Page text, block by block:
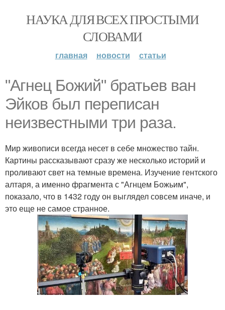
НАУКА ДЛЯ ВСЕХ ПРОСТЫМИ
СЛОВАМИ
главная новости статьи
"Агнец Божий" братьев ван
Эйков был переписан
неизвестными три раза.
Мир живописи всегда несет в себе множество тайн.
Картины рассказывают сразу же несколько историй и
проливают свет на темные времена. Изучение гентского
алтаря, а именно фрагмента с "Агнцем Божьим",
показало, что в 1432 году он выглядел совсем иначе, и
это еще не самое странное.